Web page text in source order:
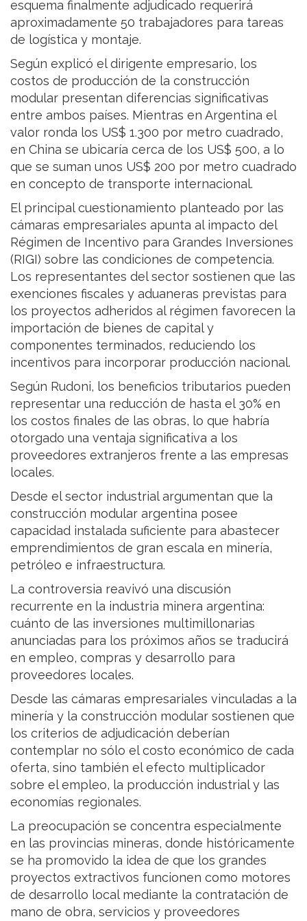
esquema finalmente adjudicado requerirá
aproximadamente 50 trabajadores para tareas
de logística y montaje.
Según explicó el dirigente empresario, los
costos de producción de la construcción
modular presentan diferencias significativas
entre ambos países. Mientras en Argentina el
valor ronda los US$ 1.300 por metro cuadrado,
en China se ubicaría cerca de los US$ 500, a lo
que se suman unos US$ 200 por metro cuadrado
en concepto de transporte internacional.
El principal cuestionamiento planteado por las
cámaras empresariales apunta al impacto del
Régimen de Incentivo para Grandes Inversiones
(RIGI) sobre las condiciones de competencia.
Los representantes del sector sostienen que las
exenciones fiscales y aduaneras previstas para
los proyectos adheridos al régimen favorecen la
importación de bienes de capital y
componentes terminados, reduciendo los
incentivos para incorporar producción nacional.
Según Rudoni, los beneficios tributarios pueden
representar una reducción de hasta el 30% en
los costos finales de las obras, lo que habría
otorgado una ventaja significativa a los
proveedores extranjeros frente a las empresas
locales.
Desde el sector industrial argumentan que la
construcción modular argentina posee
capacidad instalada suficiente para abastecer
emprendimientos de gran escala en minería,
petróleo e infraestructura.
La controversia reavivó una discusión
recurrente en la industria minera argentina:
cuánto de las inversiones multimillonarias
anunciadas para los próximos años se traducirá
en empleo, compras y desarrollo para
proveedores locales.
Desde las cámaras empresariales vinculadas a la
minería y la construcción modular sostienen que
los criterios de adjudicación deberían
contemplar no sólo el costo económico de cada
oferta, sino también el efecto multiplicador
sobre el empleo, la producción industrial y las
economías regionales.
La preocupación se concentra especialmente
en las provincias mineras, donde históricamente
se ha promovido la idea de que los grandes
proyectos extractivos funcionen como motores
de desarrollo local mediante la contratación de
mano de obra, servicios y proveedores